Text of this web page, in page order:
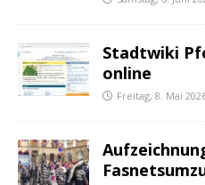
Stadtwiki
online
Freitag, 8. Mai